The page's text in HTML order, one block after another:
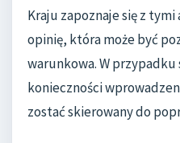
Kraju zapoznaje się z
opinię, która może być
warunkowa. W
konieczności
zostać skierowany do